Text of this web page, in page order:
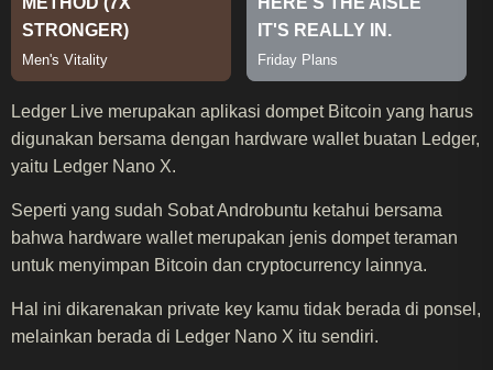
Ledger Live merupakan aplikasi dompet Bitcoin yang harus
digunakan bersama dengan hardware wallet buatan Ledger,
yaitu Ledger Nano X.
Seperti yang sudah Sobat Androbuntu ketahui bersama
bahwa hardware wallet merupakan jenis dompet teraman
untuk menyimpan Bitcoin dan cryptocurrency lainnya.
Hal ini dikarenakan private key kamu tidak berada di ponsel,
melainkan berada di Ledger Nano X itu sendiri.